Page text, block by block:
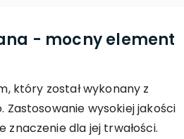
- mocny element
który został wykonany z
Zastosowanie wysokiej jakości
znaczenie dla jej trwałości.